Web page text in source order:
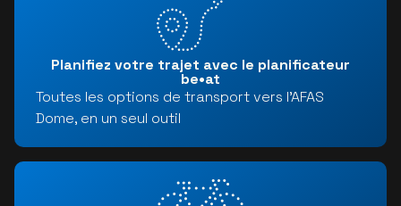
Planifiez votre trajet avec le planificateur
be•at
Toutes les options de transport vers l'AFAS
Dome, en un seul outil